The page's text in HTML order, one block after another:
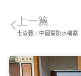
上一篇